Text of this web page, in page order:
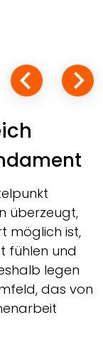
überzeugt,
möglich ist,
fühlen und
legen
das von